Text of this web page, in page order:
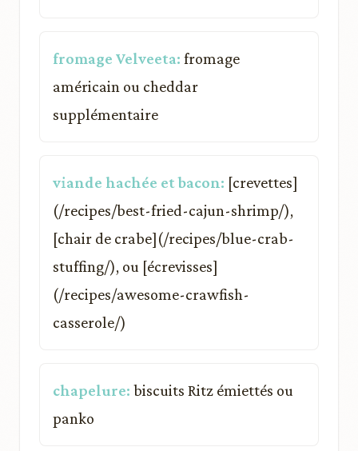
fromage Velveeta: fromage
américain ou cheddar
supplémentaire
viande hachée et bacon: [crevettes]
(/recipes/best-fried-cajun-shrimp/),
[chair de crabe](/recipes/blue-crab-
stuffing/), ou [écrevisses]
(/recipes/awesome-crawfish-
casserole/)
chapelure: biscuits Ritz émiettés ou
panko